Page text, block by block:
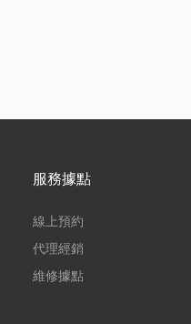
服務據點
線上預約
代理經銷
維修據點